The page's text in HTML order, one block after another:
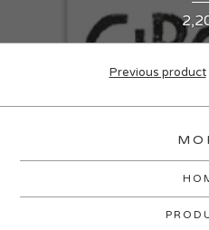
Previous product